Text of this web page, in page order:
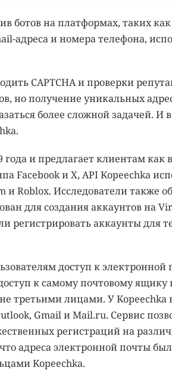
ботов на платформах, таких
адреса и номера телефона,
CAPTCHA и проверки
но получение уникальных
более сложной задачей.
года и предлагает клиентам как
Facebook и X, API Kopeechka
и Roblox. Исследователи также
для создания аккаунтов на
регистрировать аккаунты для
доступ к
к самому почтовому ящику
третьими лицами. У
Gmail и Mail.ru. Сервис
регистраций на
адреса электронной почты
Kopeechka.